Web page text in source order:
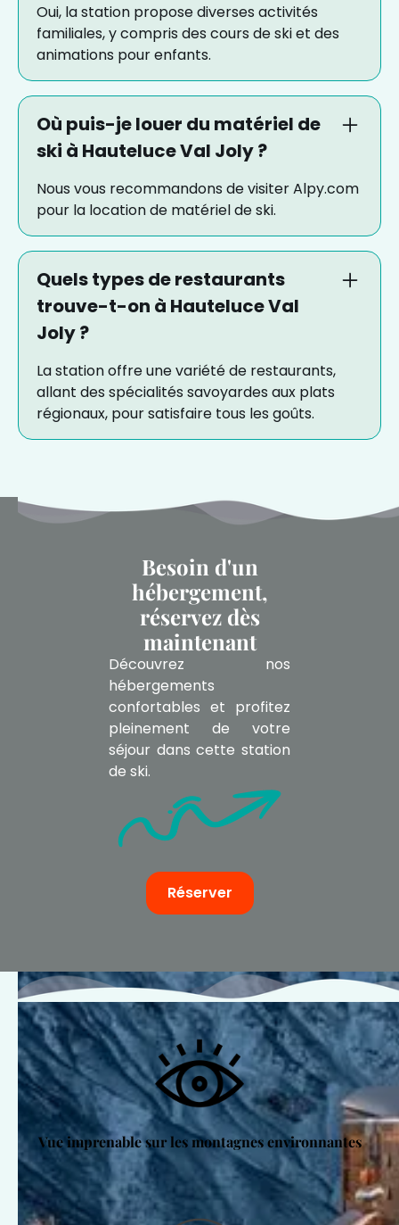
Oui, la station propose diverses activités
familiales, y compris des cours de ski et des
animations pour enfants.
Où puis-je louer du matériel de
ski à Hauteluce Val Joly ?
Nous vous recommandons de visiter Alpy.com
pour la location de matériel de ski.
Quels types de restaurants
trouve-t-on à Hauteluce Val
Joly ?
La station offre une variété de restaurants,
allant des spécialités savoyardes aux plats
régionaux, pour satisfaire tous les goûts.
Besoin d'un
hébergement,
réservez dès
maintenant
Découvrez nos
hébergements
confortables et profitez
pleinement de votre
séjour dans cette station
de ski.
Réserver
Vue imprenable sur les montagnes environnantes